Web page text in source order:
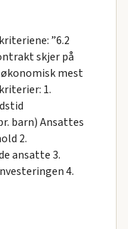
”6.2
skjer på
mest
1.
barn) Ansattes
2.
ansatte 3.
4.